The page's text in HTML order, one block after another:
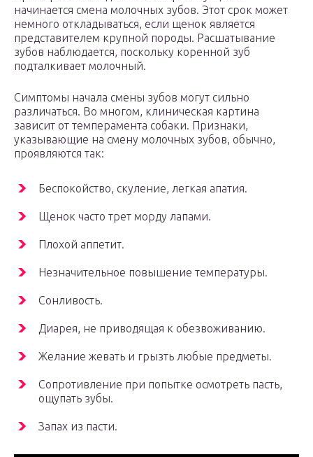
начинается смена молочных зубов. Этот срок может
немного откладываться, если щенок является
представителем крупной породы. Расшатывание
зубов наблюдается, поскольку коренной зуб
подталкивает молочный.
Симптомы начала смены зубов могут сильно
различаться. Во многом, клиническая картина
зависит от темперамента собаки. Признаки,
указывающие на смену молочных зубов, обычно,
проявляются так:
Беспокойство, скуление, легкая апатия.
Щенок часто трет морду лапами.
Плохой аппетит.
Незначительное повышение температуры.
Сонливость.
Диарея, не приводящая к обезвоживанию.
Желание жевать и грызть любые предметы.
Сопротивление при попытке осмотреть пасть,
ощупать зубы.
Запах из пасти.